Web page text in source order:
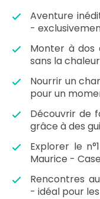
Aventure
-
Monter à dos
sans la
Nourrir un
pour un
Découvrir de
grâce à des
Explorer le
Maurice -
Rencontres
- idéal pour